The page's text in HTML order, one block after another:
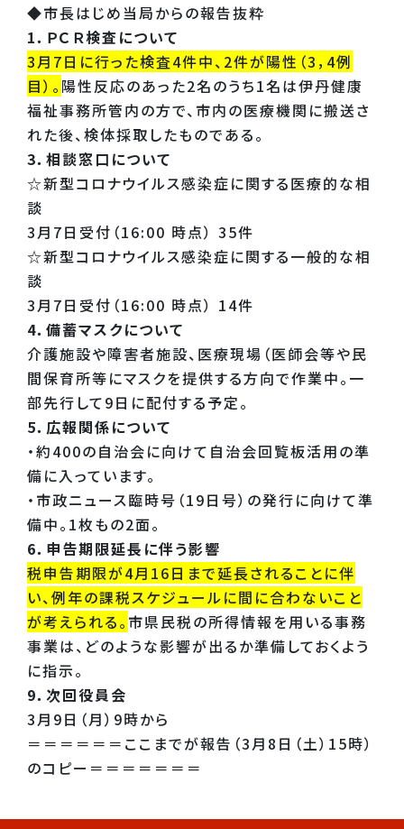
◆市長はじめ当局からの報告抜粋
1．ＰＣＲ検査について
3月7日に行った検査4件中、2件が陽性（3，4例
目）。 陽性反応のあった2名のうち1名は伊丹健康
福祉事務所管内の方で、市内の医療機関に搬送さ
れた後、検体採取したものである。
3．相談窓口について
☆新型コロナウイルス感染症に関する医療的な相
談
3月7日受付（16:00 時点） 35件
☆新型コロナウイルス感染症に関する一般的な相
談
3月7日受付（16:00 時点） 14件
4．備蓄マスクについて
介護施設や障害者施設、医療現場（医師会等や民
間保育所等にマスクを提供する方向で作業中。一
部先行して9日に配付する予定。
5．広報関係について
・約400の自治会に向けて自治会回覧板活用の準
備に入っています。
・市政ニュース臨時号（19日号）の発行に向けて準
備中。1枚もの2面。
6．申告期限延長に伴う影響
税申告期限が4月16日まで延長されることに伴
い、例年の課税スケジュールに間に合わないこと
が考えられる。 市県民税の所得情報を用いる事務
事業は、どのような影響が出るか準備しておくよう
に指示。
9．次回役員会
3月9日（月）9時から
＝＝＝＝＝＝ここまでが報告（3月8日（土）15時）
のコピー＝＝＝＝＝＝＝